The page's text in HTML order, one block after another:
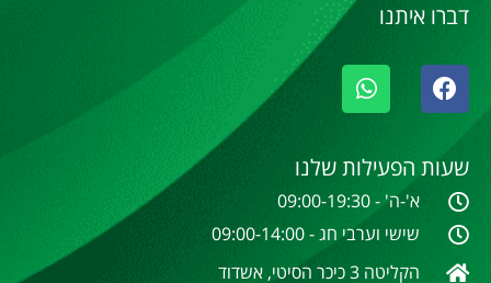
דברו איתנו
שעות הפעילות שלנו
א'-ה' - 09:00-19:30
שישי וערבי חג - 09:00-14:00
הקליטה 3 כיכר הסיטי, אשדוד